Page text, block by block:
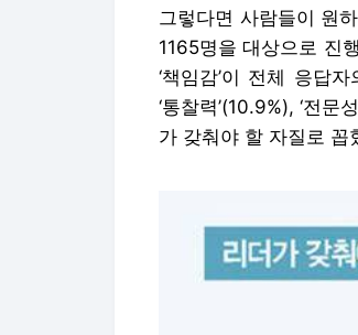
그렇다면 사람들이 원
1165명을 대상으로 진
‘책임감’이 전체 응답
‘통찰력’(10.9%), ‘전문
가 갖춰야 할 자질로 꼽